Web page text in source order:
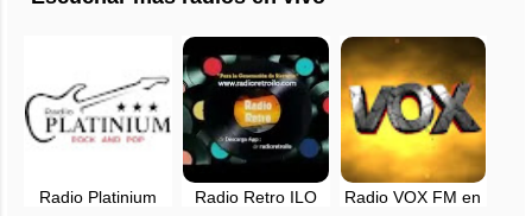
Radio Platinium
Radio Retro ILO
Radio VOX FM en